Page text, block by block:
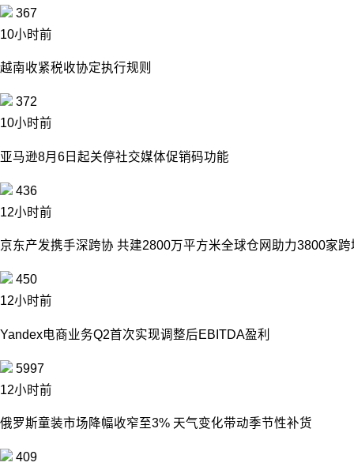
367
10小时前
越南收紧税收协定执行规则
372
10小时前
亚马逊8月6日起关停社交媒体促销码功能
436
12小时前
京东产发携手深跨协 共建2800万平方米全球仓网助力3800家跨
450
12小时前
Yandex电商业务Q2首次实现调整后EBITDA盈利
5997
12小时前
俄罗斯童装市场降幅收窄至3% 天气变化带动季节性补货
409